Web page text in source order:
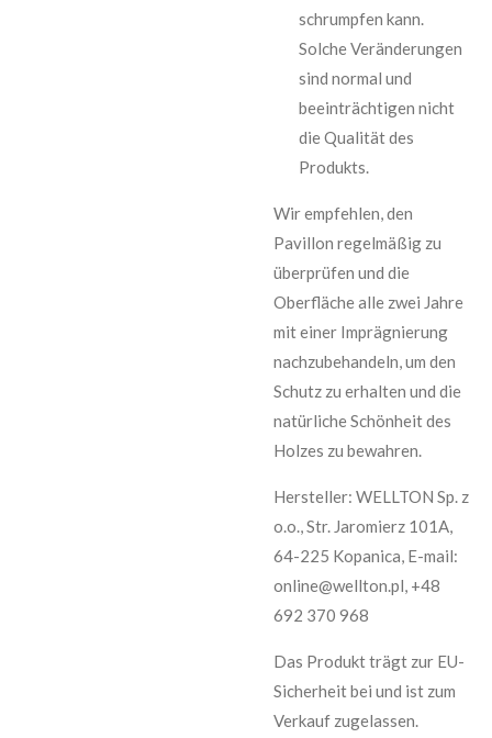
schrumpfen kann.
Solche Veränderungen
sind normal und
beeinträchtigen nicht
die Qualität des
Produkts.
Wir empfehlen, den
Pavillon regelmäßig zu
überprüfen und die
Oberfläche alle zwei Jahre
mit einer Imprägnierung
nachzubehandeln, um den
Schutz zu erhalten und die
natürliche Schönheit des
Holzes zu bewahren.
Hersteller: WELLTON Sp. z
o.o., Str. Jaromierz 101A,
64-225 Kopanica, E-mail:
online@wellton.pl, +48
692 370 968
Das Produkt trägt zur EU-
Sicherheit bei und ist zum
Verkauf zugelassen.